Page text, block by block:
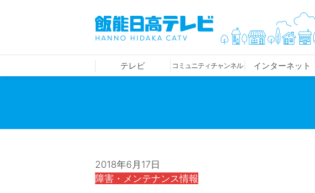
テレビ コミュニティチャンネル インターネット
2018年6月17日
障害・メンテナンス情報